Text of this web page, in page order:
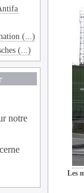
(...)
(...)
notre
Les